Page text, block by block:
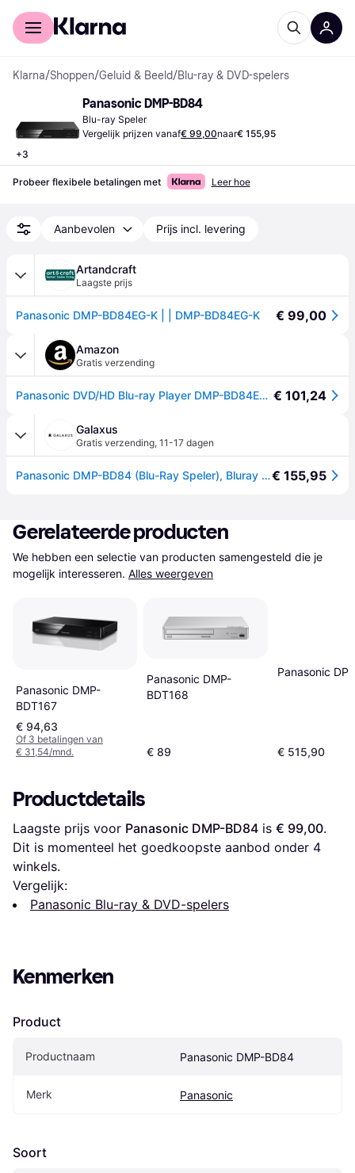
Voor shoppers
Klarna/Shoppen/Geluid & Beeld/Blu-ray & DVD-spelers
+3
Panasonic DMP-BD84
Blu-ray Speler
Vergelijk prijzen vanaf€ 99,00naar€ 155,95
Probeer flexibele betalingen met Leer hoe
Aanbevolen Prijs incl. levering
Artandcraft
Laagste prijs
Panasonic DMP-BD84EG-K | | DMP-BD84EG-K € 99,00
Amazon
Gratis verzending
Panasonic DVD/HD Blu-ray Player DMP-BD84EG-K I Blu-ray Disc HDMI VOD HD Internet @TV (Apps) Compact design zwart - Franse versie € 101,24
Galaxus
Gratis verzending, 11-17 dagen
Panasonic DMP-BD84 (Blu-Ray Speler), Bluray speler + DVD speler, Zwart€ 155,95
Gerelateerde producten
We hebben een selectie van producten samengesteld die je
mogelijk interesseren. Alles weergeven
Panasonic DMP-
BDT167
€ 94,63
Of 3 betalingen van
€ 31,54/mnd.
Panasonic DMP-
BDT168
€ 89
Panasonic
€ 515,90
Productdetails
Laagste prijs voor Panasonic DMP-BD84 is € 99,00.
Dit is momenteel het goedkoopste aanbod onder 4
winkels.
Vergelijk:
Panasonic Blu-ray & DVD-spelers
Kenmerken
Product
Productnaam Panasonic DMP-BD84
Merk Panasonic
Soort